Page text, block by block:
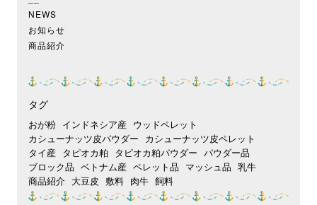
NEWS
お知らせ
商品紹介
タグ
おが粉 インドネシア産 ウッドペレット
カシューナッツ皮パウダー カシューナッツ皮ペレット
タイ産 タピオカ粕 タピオカ粕パウダー パウダー品
ブロック品 ベトナム産 ペレット品 マッシュ品 乳牛
商品紹介 大豆皮 敷料 肉牛 飼料